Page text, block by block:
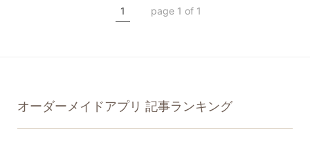
1
page 1 of 1
オーダーメイドアプリ 記事ランキング